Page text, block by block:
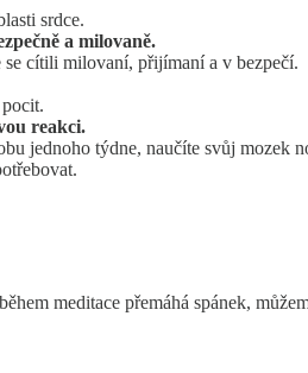
srdce.
a milovaně.
cítili milovaní, přijímaní a v bezpečí.
reakci.
jednoho týdne, naučíte svůj mozek
meditace přemáhá spánek,